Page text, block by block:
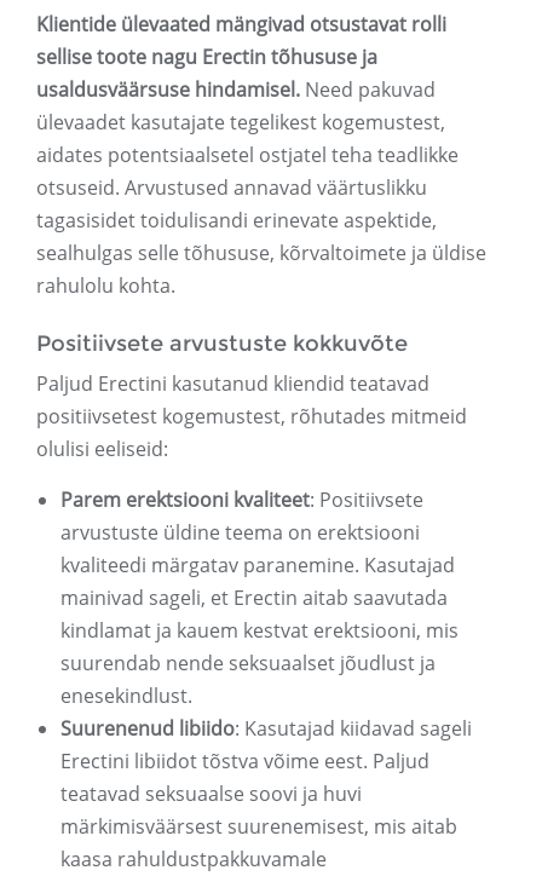
Klientide ülevaated mängivad otsustavat rolli
sellise toote nagu Erectin tõhususe ja
usaldusväärsuse hindamisel. Need pakuvad
ülevaadet kasutajate tegelikest kogemustest,
aidates potentsiaalsetel ostjatel teha teadlikke
otsuseid. Arvustused annavad väärtuslikku
tagasisidet toidulisandi erinevate aspektide,
sealhulgas selle tõhususe, kõrvaltoimete ja üldise
rahulolu kohta.
Positiivsete arvustuste kokkuvõte
Paljud Erectini kasutanud kliendid teatavad
positiivsetest kogemustest, rõhutades mitmeid
olulisi eeliseid:
Parem erektsiooni kvaliteet: Positiivsete
arvustuste üldine teema on erektsiooni
kvaliteedi märgatav paranemine. Kasutajad
mainivad sageli, et Erectin aitab saavutada
kindlamat ja kauem kestvat erektsiooni, mis
suurendab nende seksuaalset jõudlust ja
enesekindlust.
Suurenenud libiido: Kasutajad kiidavad sageli
Erectini libiidot tõstva võime eest. Paljud
teatavad seksuaalse soovi ja huvi
märkimisväärsest suurenemisest, mis aitab
kaasa rahuldustpakkuvamale